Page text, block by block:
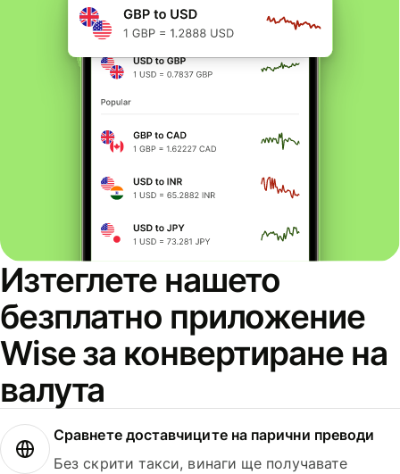
Изтеглете нашето
безплатно приложение
Wise за конвертиране на
валута
Сравнете доставчиците на парични преводи
Без скрити такси, винаги ще получавате